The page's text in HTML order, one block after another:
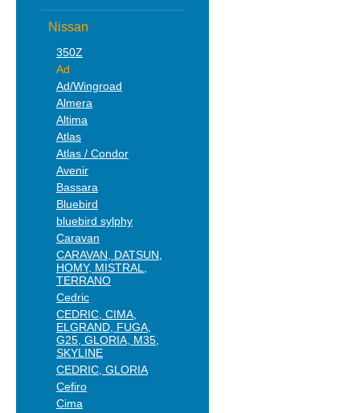
Nissan
350Z
Ad
Ad/Wingroad
Almera
Altima
Atlas
Atlas / Condor
Avenir
Bassara
Bluebird
bluebird sylphy
Caravan
CARAVAN, DATSUN,
HOMY, MISTRAL,
TERRANO
Cedric
CEDRIC, CIMA,
ELGRAND, FUGA,
G25, GLORIA, M35,
SKYLINE
CEDRIC, GLORIA
Cefiro
Cima